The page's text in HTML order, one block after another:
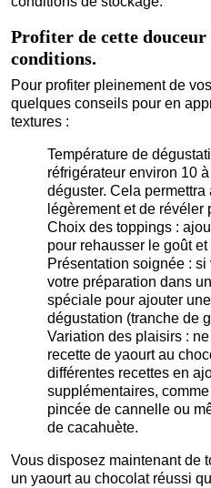
Profiter de cette douceur
conditions.
Pour profiter pleinement de
quelques conseils pour en
textures :
Température de
réfrigérateur environ 10
déguster. Cela
légèrement et de
Choix des toppings :
pour rehausser le goût et
Présentation soignée :
votre préparation dans
spéciale pour ajouter
dégustation (tranche de
Variation des plaisirs :
recette de yaourt au
différentes recettes en
supplémentaires,
pincée de cannelle ou
de cacahuète.
Vous disposez maintenant de
un yaourt au chocolat réussi